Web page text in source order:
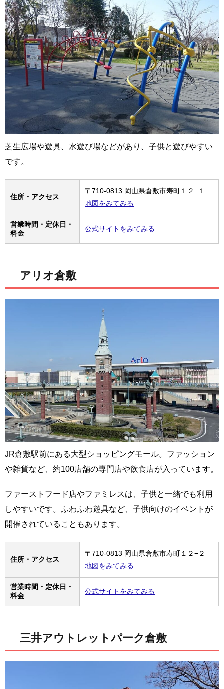
芝生広場や遊具、水遊び場などがあり、子供と遊びやすい
です。
住所・アクセス
〒710-0813 岡山県倉敷市寿町１２−１
地図をみてみる
営業時間・定休日・
料金
公式サイトをみてみる
アリオ倉敷
JR倉敷駅前にある大型ショッピングモール。ファッション
や雑貨など、約100店舗の専門店や飲食店が入っています。
ファーストフード店やファミレスは、子供と一緒でも利用
しやすいです。ふわふわ遊具など、子供向けのイベントが
開催されていることもあります。
住所・アクセス
〒710-0813 岡山県倉敷市寿町１２−２
地図をみてみる
営業時間・定休日・
料金
公式サイトをみてみる
三井アウトレットパーク倉敷